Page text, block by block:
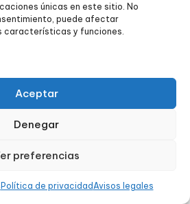
únicas en este sitio. No
puede afectar
características y funciones.
Aceptar
Denegar
preferencias
Política de privacidadAvisos legales